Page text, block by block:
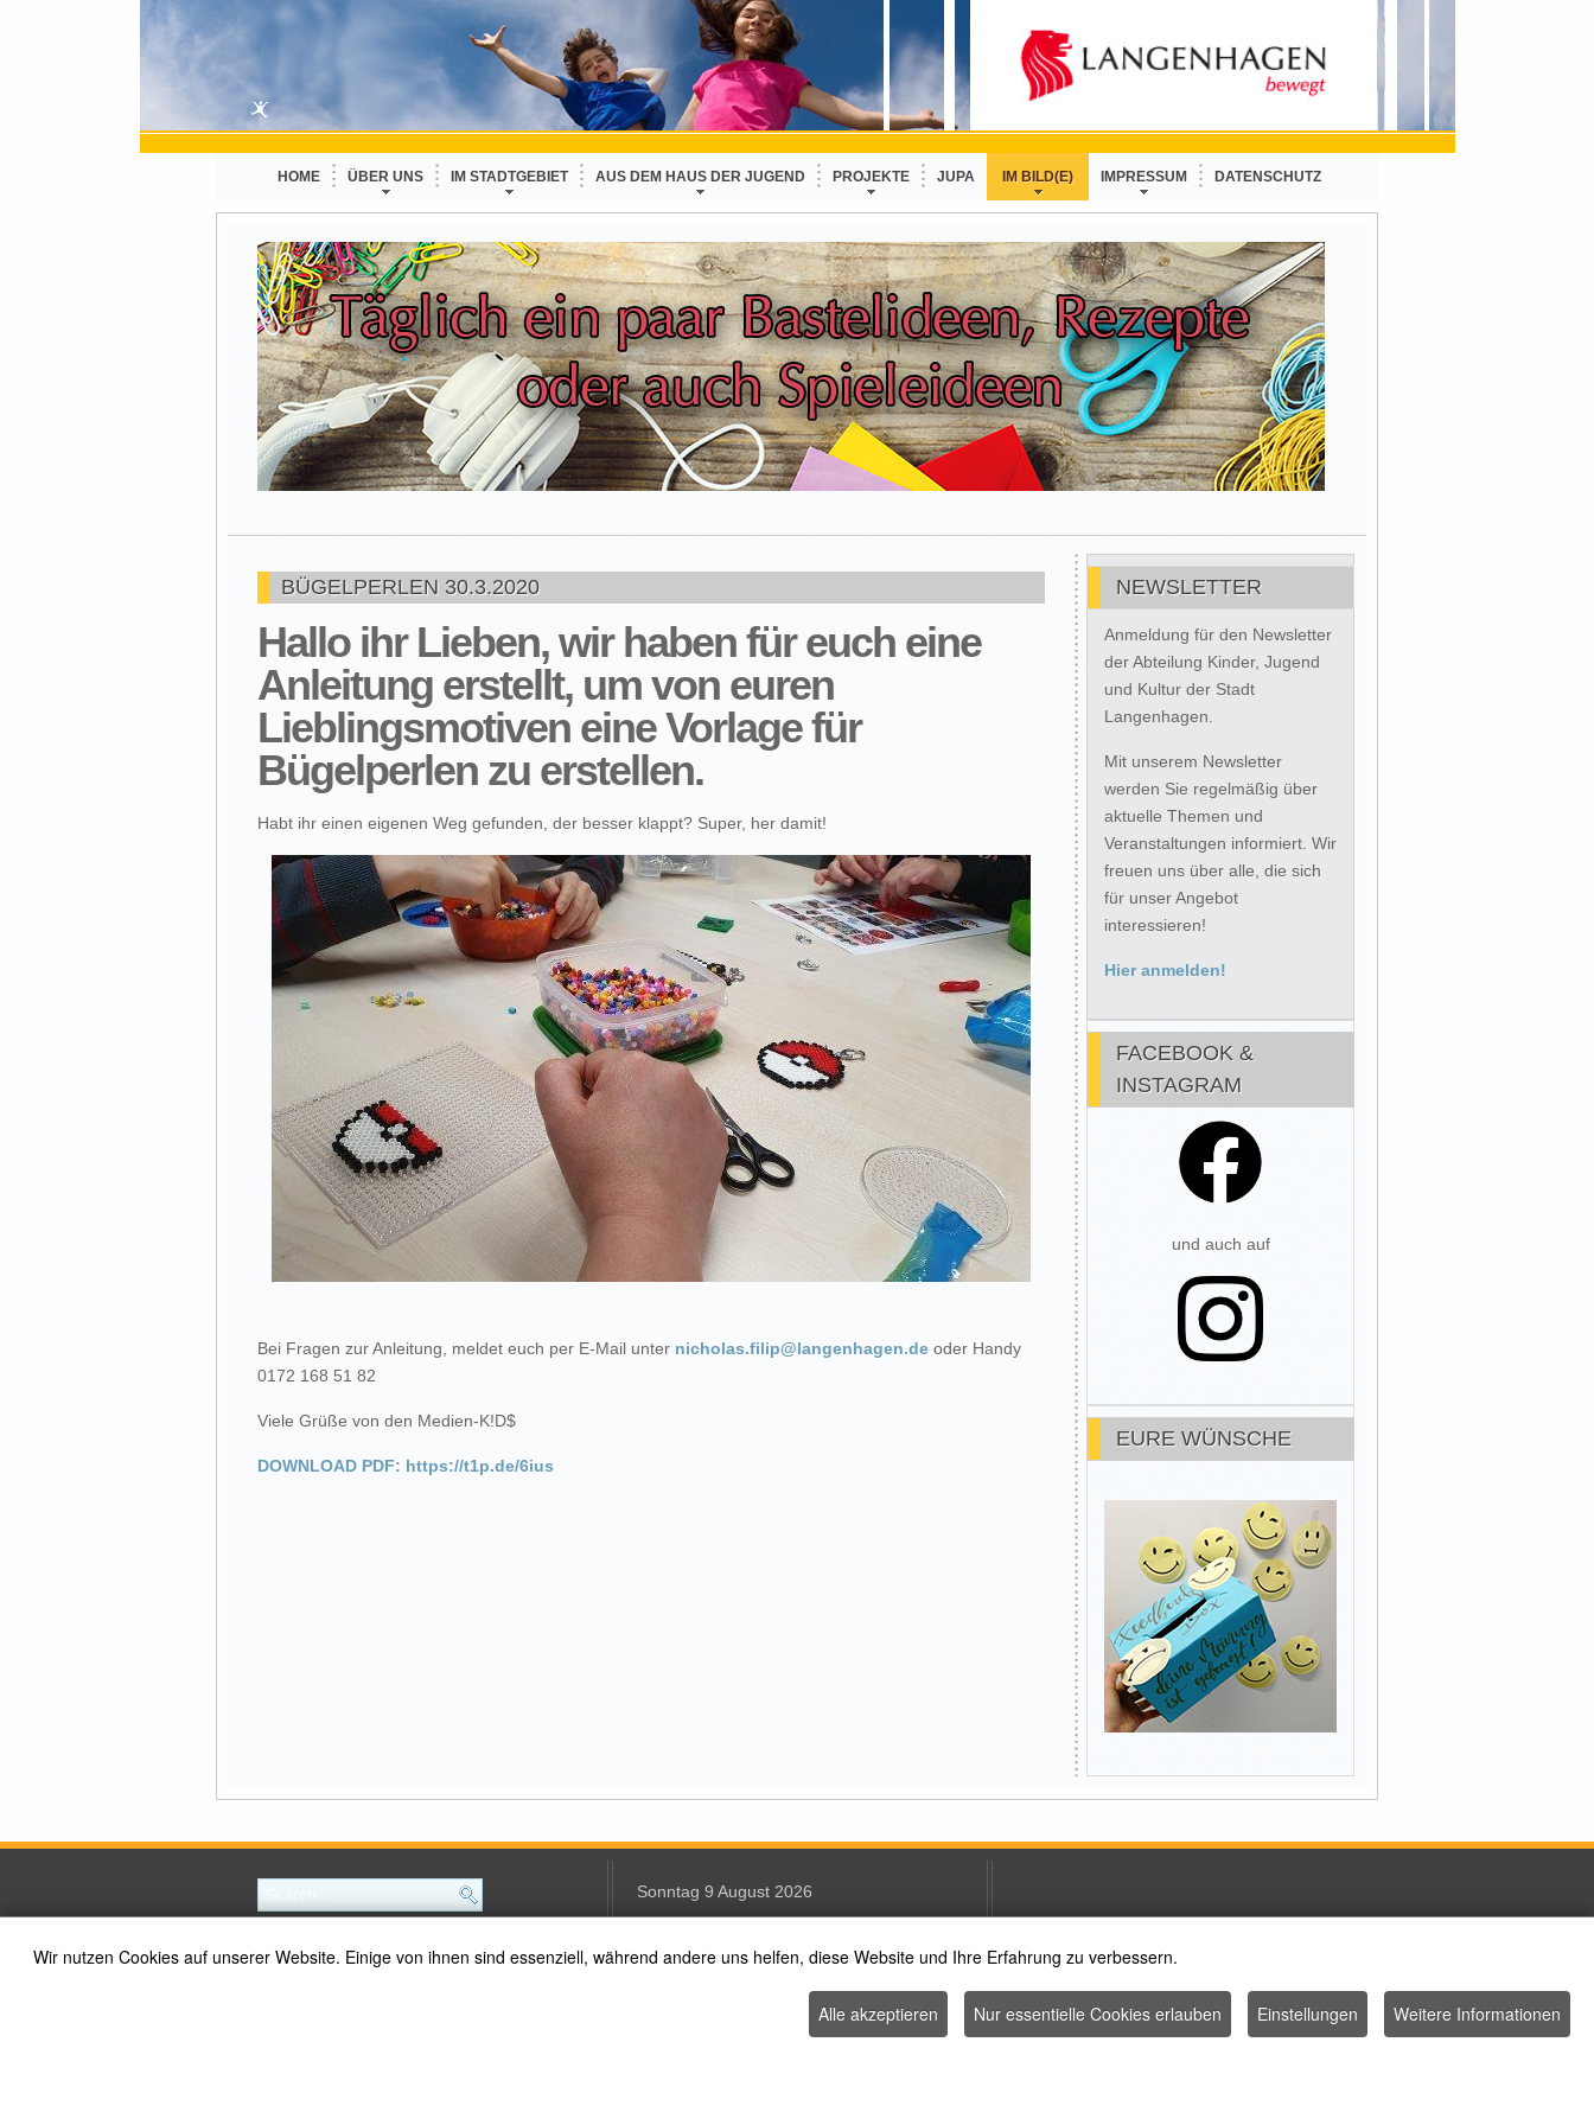
HOME ÜBER UNS IM STADTGEBIET AUS DEM HAUS DER JUGEND PROJEKTE JUPA IM BILD(E) IMPRESSUM DATENSCHUTZ
BÜGELPERLEN 30.3.2020
Hallo ihr Lieben, wir haben für euch eine
Anleitung erstellt, um von euren
Lieblingsmotiven eine Vorlage für
Bügelperlen zu erstellen.
Habt ihr einen eigenen Weg gefunden, der besser klappt? Super, her damit!
Bei Fragen zur Anleitung, meldet euch per E-Mail unter nicholas.filip@langenhagen.de oder Handy
0172 168 51 82
Viele Grüße von den Medien-K!D$
DOWNLOAD PDF: https://t1p.de/6ius
NEWSLETTER
Anmeldung für den Newsletter
der Abteilung Kinder, Jugend
und Kultur der Stadt
Langenhagen.
Mit unserem Newsletter
werden Sie regelmäßig über
aktuelle Themen und
Veranstaltungen informiert. Wir
freuen uns über alle, die sich
für unser Angebot
interessieren!
Hier anmelden!
FACEBOOK &
INSTAGRAM
und auch auf
EURE WÜNSCHE
Sonntag 9 August 2026
Text Size
(c) Abteilung Kinder, Jugend, Schule und Kultur
Wir nutzen Cookies auf unserer Website. Einige von ihnen sind essenziell, während andere uns helfen, diese Website und Ihre Erfahrung zu verbessern.
Alle akzeptieren Nur essentielle Cookies erlauben Einstellungen Weitere Informationen